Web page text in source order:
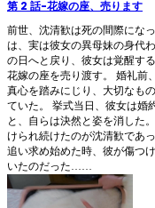
第 2 話-花嫁の座、売ります
前世、沈清歓は死の間際にな
は、実は彼女の異母妹の身代
の日へと戻り、彼女は覚醒す
花嫁の座を売り渡す。 婚礼前
真心を踏みにじり、大切なも
ていた。 挙式当日、彼女は婚
と、自らは決然と姿を消した
けられ続けたのが沈清歓であ
追い求め始めた時、彼が傷つ
いたのだった……